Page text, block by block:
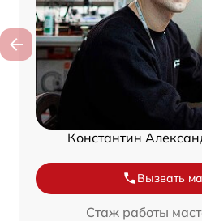
Константин
Вызвать
Стаж работы